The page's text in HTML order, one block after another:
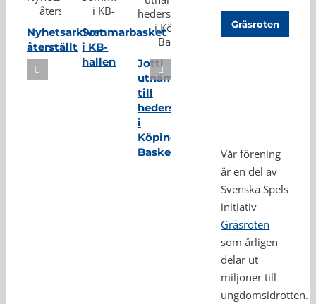
Nyhetsarkivet
återställt
Sommarbasket
i KB-
hallen
Jotti
utnämnd
till
hedersmedlem
i
Köping
Basket
Gräsroten
Vår förening
är en del av
Svenska Spels
initiativ
Gräsroten
som årligen
delar ut
miljoner till
ungdomsidrotten.